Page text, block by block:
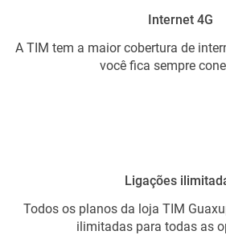
Internet 4G
A TIM tem a maior cobertura de
você fica sempre
Ligações
Todos os planos da loja TIM
ilimitadas para todas as